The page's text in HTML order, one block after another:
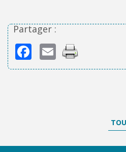
Partager :
Facebook
Email